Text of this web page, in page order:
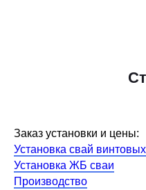
Заказ установки и цены:
Установка свай
Установка ЖБ сваи
Производство